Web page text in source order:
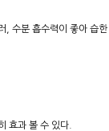
수분 흡수력이 좋아 습
효과 볼 수 있다.